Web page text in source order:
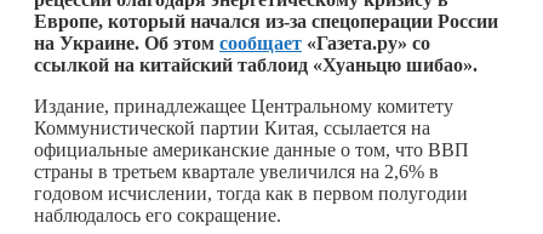
Европе, который начался из-за спецоперации России
на Украине. Об этом сообщает «Газета.ру» со
ссылкой на китайский таблоид «Хуаньцю шибао».
Издание, принадлежащее Центральному комитету
Коммунистической партии Китая, ссылается на
официальные американские данные о том, что ВВП
страны в третьем квартале увеличился на 2,6% в
годовом исчислении, тогда как в первом полугодии
наблюдалось его сокращение.